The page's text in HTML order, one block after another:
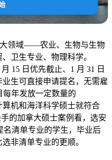
领域——农业、生物与生物
卫生专业、物理科学。
15 日优先截止、1 月 31 日
生可直接申请提名，无需雇
每年发放一定数量的
算机和海洋科学硕士就符合
的加拿大硕士案例看，选安
名清单专业的学生，毕业后
非清单专业的更顺。